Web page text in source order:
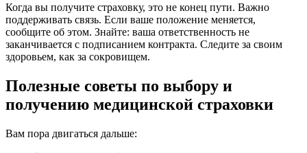
Когда вы получите страховку, это не конец пути. Важно
поддерживать связь. Если ваше положение меняется,
сообщите об этом. Знайте: ваша ответственность не
заканчивается с подписанием контракта. Следите за своим
здоровьем, как за сокровищем.
Полезные советы по выбору и
получению медицинской страховки
Вам пора двигаться дальше: